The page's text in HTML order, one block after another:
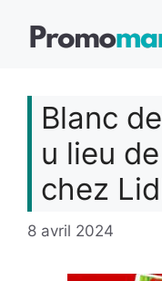
Blanc
u lieu
chez
8 avril 2024